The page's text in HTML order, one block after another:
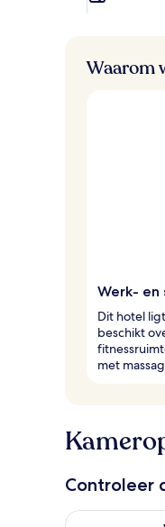
Waarom
Werk- en
Dit hotel
beschikt
met
Controleer
De